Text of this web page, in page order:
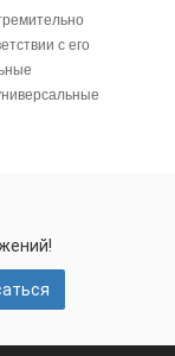
с его